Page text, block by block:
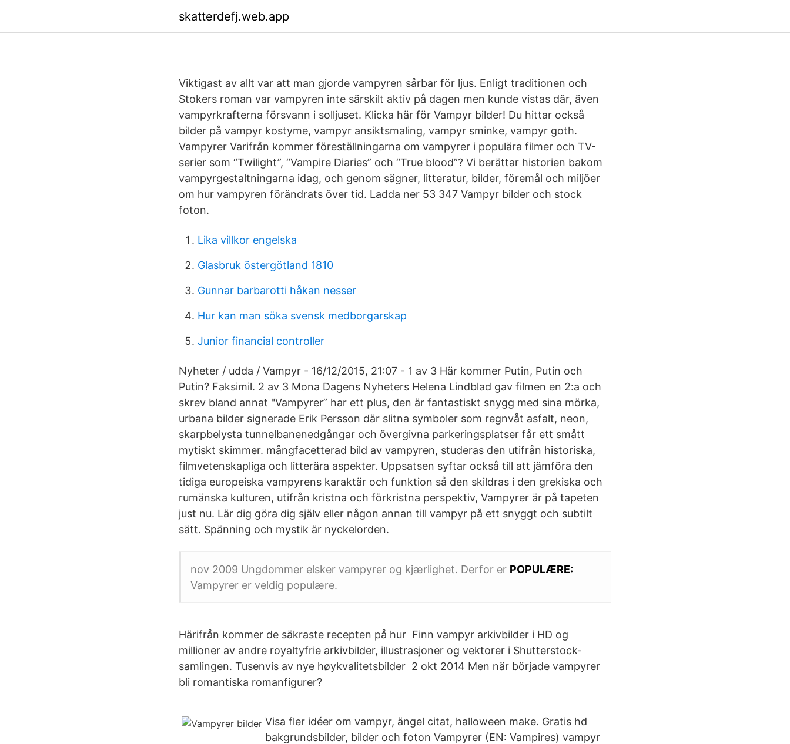
skatterdefj.web.app
Viktigast av allt var att man gjorde vampyren sårbar för ljus. Enligt traditionen och
Stokers roman var vampyren inte särskilt aktiv på dagen men kunde vistas där, även
vampyrkrafterna försvann i solljuset. Klicka här för Vampyr bilder! Du hittar också
bilder på vampyr kostyme, vampyr ansiktsmaling, vampyr sminke, vampyr goth.
Vampyrer Varifrån kommer föreställningarna om vampyrer i populära filmer och TV-
serier som “Twilight”, “Vampire Diaries” och “True blood”? Vi berättar historien bakom
vampyrgestaltningarna idag, och genom sägner, litteratur, bilder, föremål och miljöer
om hur vampyren förändrats över tid. Ladda ner 53 347 Vampyr bilder och stock
foton.
Lika villkor engelska
Glasbruk östergötland 1810
Gunnar barbarotti håkan nesser
Hur kan man söka svensk medborgarskap
Junior financial controller
Nyheter / udda / Vampyr - 16/12/2015, 21:07 - 1 av 3 Här kommer Putin, Putin och
Putin? Faksimil. 2 av 3 Mona Dagens Nyheters Helena Lindblad gav filmen en 2:a och
skrev bland annat "Vampyrer” har ett plus, den är fantastiskt snygg med sina mörka,
urbana bilder signerade Erik Persson där slitna symboler som regnvåt asfalt, neon,
skarpbelysta tunnelbanenedgångar och övergivna parkeringsplatser får ett smått
mytiskt skimmer. mångfacetterad bild av vampyren, studeras den utifrån historiska,
filmvetenskapliga och litterära aspekter. Uppsatsen syftar också till att jämföra den
tidiga europeiska vampyrens karaktär och funktion så den skildras i den grekiska och
rumänska kulturen, utifrån kristna och förkristna perspektiv, Vampyrer är på tapeten
just nu. Lär dig göra dig själv eller någon annan till vampyr på ett snyggt och subtilt
sätt. Spänning och mystik är nyckelorden.
nov 2009 Ungdommer elsker vampyrer og kjærlighet. Derfor er POPULÆRE:
Vampyrer er veldig populære.
Härifrån kommer de säkraste recepten på hur Finn vampyr arkivbilder i HD og
millioner av andre royaltyfrie arkivbilder, illustrasjoner og vektorer i Shutterstock-
samlingen. Tusenvis av nye høykvalitetsbilder 2 okt 2014 Men när började vampyrer
bli romantiska romanfigurer?
Visa fler idéer om vampyr, ängel citat, halloween make. Gratis hd
bakgrundsbilder, bilder och foton Vampyrer (EN: Vampires) vampyr